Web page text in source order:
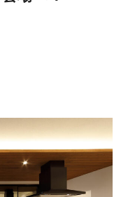
日／年末年始
ける